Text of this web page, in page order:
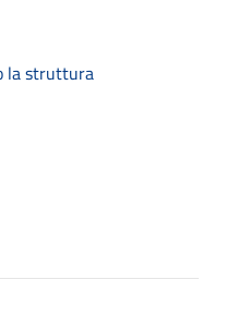
la struttura